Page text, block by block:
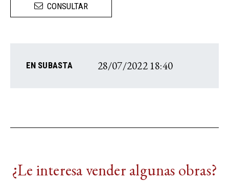
CONSULTAR
EN SUBASTA 28/07/2022 18:40
¿Le interesa vender algunas obras?